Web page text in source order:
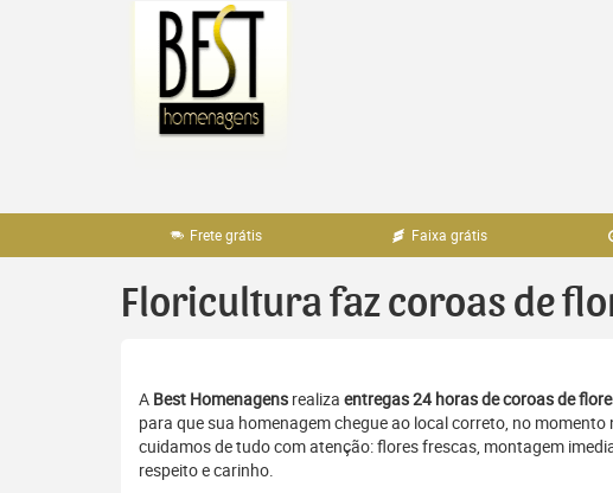
Frete grátis Faixa grátis
Floricultura faz coroas de
A Best Homenagens realiza entregas 24 horas de coroas de
para que sua homenagem chegue ao local correto, no
cuidamos de tudo com atenção: flores frescas, montagem
respeito e carinho.